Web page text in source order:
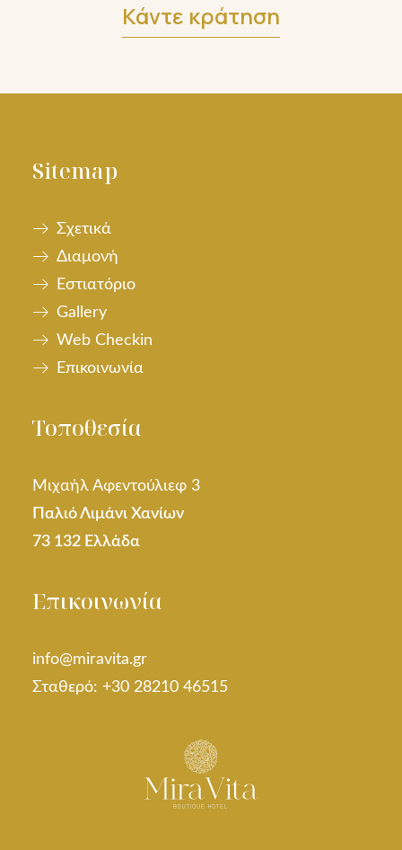
Κάντε κράτηση
Sitemap
Σχετικά
Διαμονή
Εστιατόριο
Gallery
Web Checkin
Επικοινωνία
Τοποθεσία
Μιχαήλ Αφεντούλιεφ 3
Παλιό Λιμάνι Χανίων
73 132 Ελλάδα
Επικοινωνία
info@miravita.gr
Σταθερό: +30 28210 46515